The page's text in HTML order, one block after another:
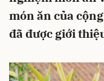
món ăn của
đã được giới